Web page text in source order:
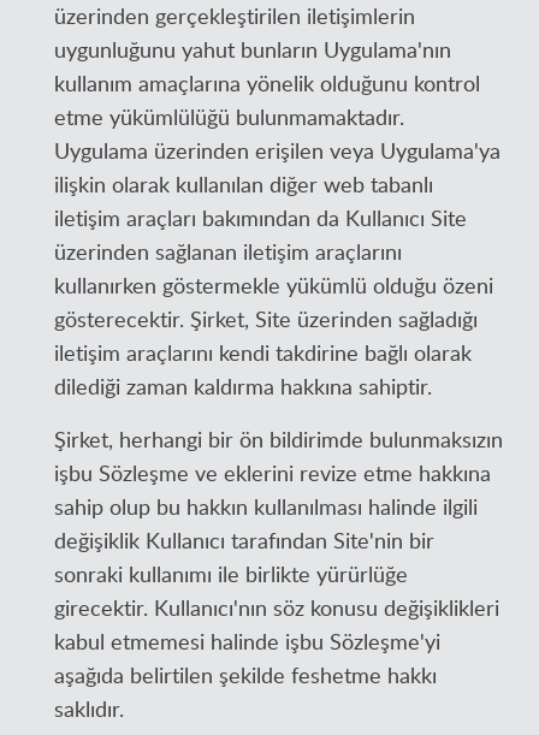
üzerinden gerçekleştirilen iletişimlerin
uygunluğunu yahut bunların Uygulama'nın
kullanım amaçlarına yönelik olduğunu kontrol
etme yükümlülüğü bulunmamaktadır.
Uygulama üzerinden erişilen veya Uygulama'ya
ilişkin olarak kullanılan diğer web tabanlı
iletişim araçları bakımından da Kullanıcı Site
üzerinden sağlanan iletişim araçlarını
kullanırken göstermekle yükümlü olduğu özeni
gösterecektir. Şirket, Site üzerinden sağladığı
iletişim araçlarını kendi takdirine bağlı olarak
dilediği zaman kaldırma hakkına sahiptir.
Şirket, herhangi bir ön bildirimde bulunmaksızın
işbu Sözleşme ve eklerini revize etme hakkına
sahip olup bu hakkın kullanılması halinde ilgili
değişiklik Kullanıcı tarafından Site'nin bir
sonraki kullanımı ile birlikte yürürlüğe
girecektir. Kullanıcı'nın söz konusu değişiklikleri
kabul etmemesi halinde işbu Sözleşme'yi
aşağıda belirtilen şekilde feshetme hakkı
saklıdır.